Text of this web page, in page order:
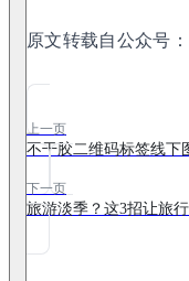
原文转载自公众号
上一页
不干胶二维码标签线下
下一页
旅游淡季？这3招让旅